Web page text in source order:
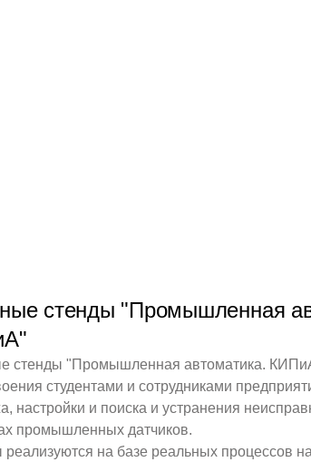
стенды "Промышленная
стенды "Промышленная автоматика.
студентами и сотрудниками
настройки и поиска и устранения
промышленных датчиков.
на базе реальных процессов